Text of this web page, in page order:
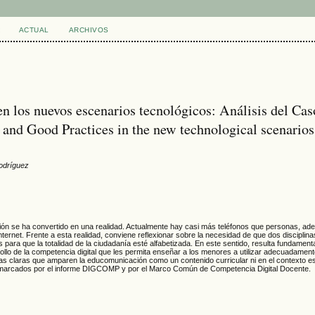
ACTUAL ARCHIVOS
los nuevos escenarios tecnológicos: Análisis del
Good Practices in the new technological
se ha convertido en una realidad. Actualmente hay casi más teléfonos que personas,
Frente a esta realidad, conviene reflexionar sobre la necesidad de que dos
que la totalidad de la ciudadanía esté alfabetizada. En este sentido, resulta
de la competencia digital que les permita enseñar a los menores a utilizar
claras que amparen la educomunicación como un contenido curricular ni en el contexto
por el informe DIGCOMP y por el Marco Común de Competencia Digital Docente.